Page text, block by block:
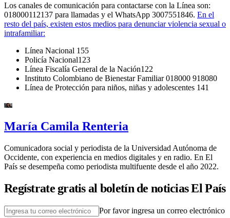
Los canales de comunicación para contactarse con la Línea son:
018000112137 para llamadas y el WhatsApp 3007551846. En el
resto del país, existen estos medios para denunciar violencia sexual o
intrafamiliar:
Línea Nacional 155
Policía Nacional123
Línea Fiscalía General de la Nación122
Instituto Colombiano de Bienestar Familiar 018000 918080
Línea de Protección para niños, niñas y adolescentes 141
María Camila Renteria
Comunicadora social y periodista de la Universidad Autónoma de
Occidente, con experiencia en medios digitales y en radio. En El
País se desempeña como periodista multifuente desde el año 2022.
Regístrate gratis al boletín de noticias El País
Por favor ingresa un correo electrónico